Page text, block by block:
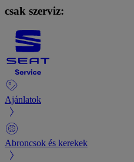
csak szerviz:
Ajánlatok
Abroncsok és kerekek